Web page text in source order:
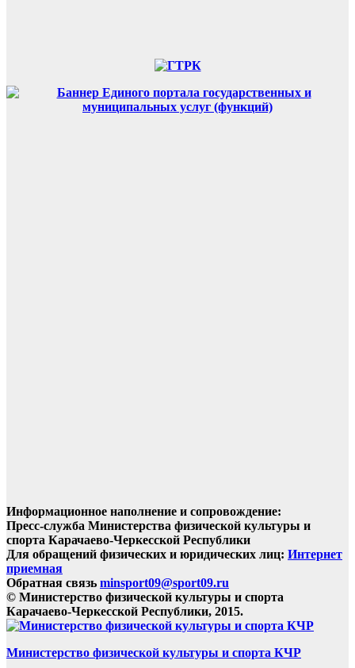
Информационное наполнение и сопровождение:
Пресс-служба Министерства физической культуры и
спорта Карачаево-Черкесской Республики
Для обращений физических и юридических лиц: Интернет
приемная
Обратная связь minsport09@sport09.ru
© Министерство физической культуры и спорта
Карачаево-Черкесской Республики, 2015.
Министерство физической культуры и спорта КЧР